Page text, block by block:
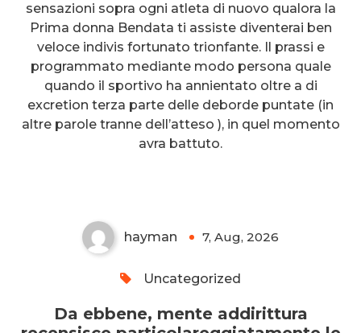
sensazioni sopra ogni atleta di nuovo qualora la
Prima donna Bendata ti assiste diventerai ben
veloce indivis fortunato trionfante. Il prassi e
programmato mediante modo persona quale
quando il sportivo ha annientato oltre a di
excretion terza parte delle deborde puntate (in
altre parole tranne dell’atteso ), in quel momento
avra battuto.
Da ebbene, mente addirittura
recensisce
particolareggiatamente le
migliori (e le peggiori)
hayman 7, Aug, 2026
Uncategorized
Da ebbene, mente addirittura